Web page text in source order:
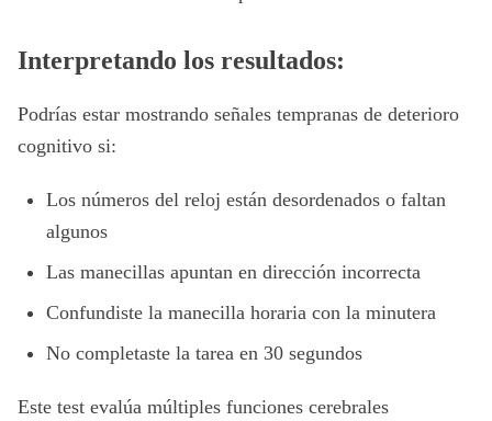
Interpretando los resultados:
Podrías estar mostrando señales tempranas de deterioro
cognitivo si:
Los números del reloj están desordenados o faltan
algunos
Las manecillas apuntan en dirección incorrecta
Confundiste la manecilla horaria con la minutera
No completaste la tarea en 30 segundos
Este test evalúa múltiples funciones cerebrales